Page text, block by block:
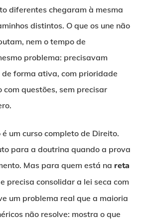
diferentes chegaram à mesma
distintos. O que os une não
nem o tempo de
problema: precisavam
forma ativa, com prioridade
questões, sem precisar
um curso completo de Direito.
para a doutrina quando a prova
Mas para quem está na reta
precisa consolidar a lei seca com
um problema real que a maioria
não resolve: mostra o que